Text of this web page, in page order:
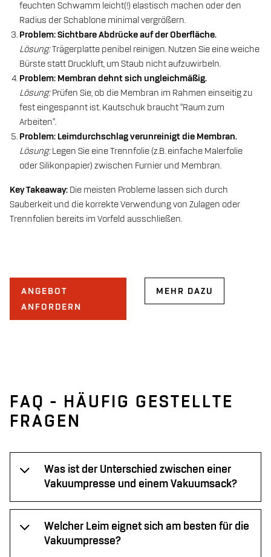
feuchten Schwamm leicht(!) elastisch machen oder den
Radius der Schablone minimal vergrößern.
Problem: Sichtbare Abdrücke auf der Oberfläche.
Lösung:Trägerplatte penibel reinigen. Nutzen Sie eine weiche
Bürste statt Druckluft, um Staub nicht aufzuwirbeln.
Problem: Membran dehnt sich ungleichmäßig.
Lösung:Prüfen Sie, ob die Membran im Rahmen einseitig zu
fest eingespannt ist. Kautschuk braucht "Raum zum
Arbeiten".
Problem: Leimdurchschlag verunreinigt die Membran.
Lösung:Legen Sie eine Trennfolie (z.B. einfache Malerfolie
oder Silikonpapier) zwischen Furnier und Membran.
Key Takeaway: Die meisten Probleme lassen sich durch
Sauberkeit und die korrekte Verwendung von Zulagen oder
Trennfolien bereits im Vorfeld ausschließen.
ANGEBOT
ANFORDERN
MEHR DAZU
FAQ - HÄUFIG GESTELLTE
FRAGEN
Was ist der Unterschied zwischen einer
Vakuumpresse und einem Vakuumsack?
Welcher Leim eignet sich am besten für die
Vakuumpresse?